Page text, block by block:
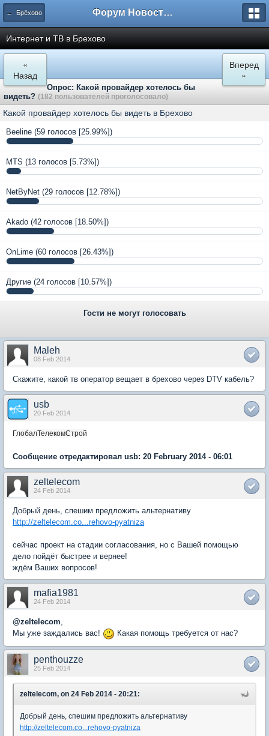
← Брёхово Форум Новостройки
Интернет и ТВ в Брехово
«
Назад
Вперед
»
Опрос: Какой провайдер хотелось бы
видеть? (182 пользователей проголосовало)
Какой провайдер хотелось бы видеть в Брехово
Beeline (59 голосов [25.99%])
MTS (13 голосов [5.73%])
NetByNet (29 голосов [12.78%])
Akado (42 голосов [18.50%])
OnLime (60 голосов [26.43%])
Другие (24 голосов [10.57%])
Гости не могут голосовать
Maleh
08 Feb 2014
Скажите, какой тв оператор вещает в брехово через DTV кабель?
usb
20 Feb 2014
ГлобалТелекомСтрой
Сообщение отредактировал usb: 20 February 2014 - 06:01
zeltelecom
24 Feb 2014
Добрый день, спешим предложить альтернативу
http://zeltelecom.co...rehovo-pyatniza
сейчас проект на стадии согласования, но с Вашей помощью
дело пойдёт быстрее и вернее!
ждём Ваших вопросов!
mafia1981
24 Feb 2014
@zeltelecom,
Мы уже заждались вас!
Какая помощь требуется от нас?
penthouzze
25 Feb 2014
zeltelecom, on 24 Feb 2014 - 20:21:
Добрый день, спешим предложить альтернативу
http://zeltelecom.co...rehovo-pyatniza